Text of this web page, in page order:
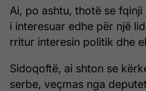
Ai, po ashtu, thotë se
i interesuar edhe për një
rritur interesin politik dhe
Sidoqoftë, ai shton se
serbe, veçmas nga